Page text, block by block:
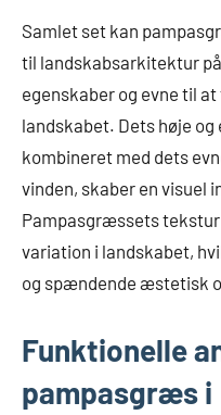
Samlet set kan
til landskabsarkitektur
egenskaber og evne til
landskabet. Dets høje og
kombineret med dets
vinden, skaber en visuel
Pampasgræssets
variation i landskabet,
og spændende æstetisk
Funktionelle
pampasgræs i